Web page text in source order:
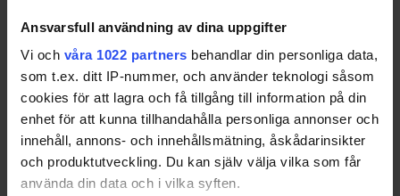
Ansvarsfull användning av dina uppgifter
Vi och våra 1022 partners behandlar din personliga data,
som t.ex. ditt IP-nummer, och använder teknologi såsom
cookies för att lagra och få tillgång till information på din
enhet för att kunna tillhandahålla personliga annonser och
innehåll, annons- och innehållsmätning, åskådarinsikter
och produktutveckling. Du kan själv välja vilka som får
använda din data och i vilka syften.